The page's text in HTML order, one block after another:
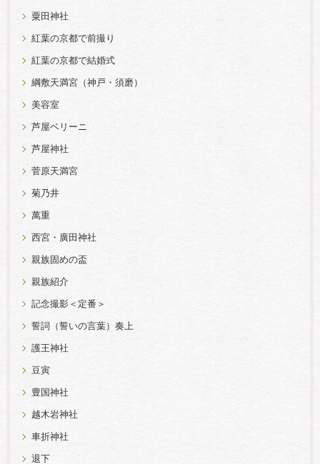
粟田神社
紅葉の京都で前撮り
紅葉の京都で結婚式
綱敷天満宮（神戸・須磨）
美容室
芦屋ベリーニ
芦屋神社
菅原天満宮
菊乃井
萬重
西宮・廣田神社
親族固めの盃
親族紹介
記念撮影＜定番＞
誓詞（誓いの言葉）奏上
護王神社
豆寅
豊国神社
越木岩神社
車折神社
退下